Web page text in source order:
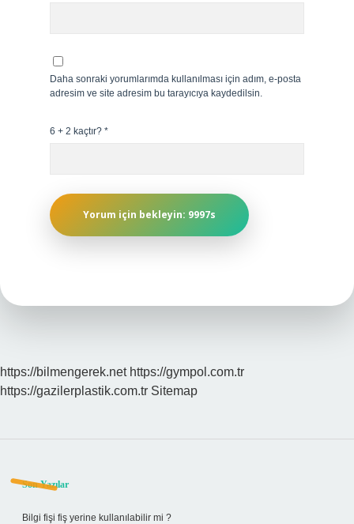
Daha sonraki yorumlarımda kullanılması için adım, e-posta
adresim ve site adresim bu tarayıcıya kaydedilsin.
6 + 2 kaçtır? *
https://bilmengerek.net https://gympol.com.tr
https://gazilerplastik.com.tr Sitemap
Sidebar
Son Yazılar
Bilgi fişi fiş yerine kullanılabilir mi ?